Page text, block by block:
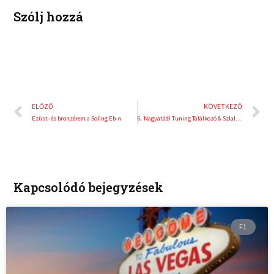
Szólj hozzá
Előző
ELŐZŐ
Ezüst- és bronzérem a Soling Eb-n
KÖVETKEZŐ
6. Nagyatádi Tuning Találkozó & Szlalom Verseny
Kapcsolódó bejegyzések
F1